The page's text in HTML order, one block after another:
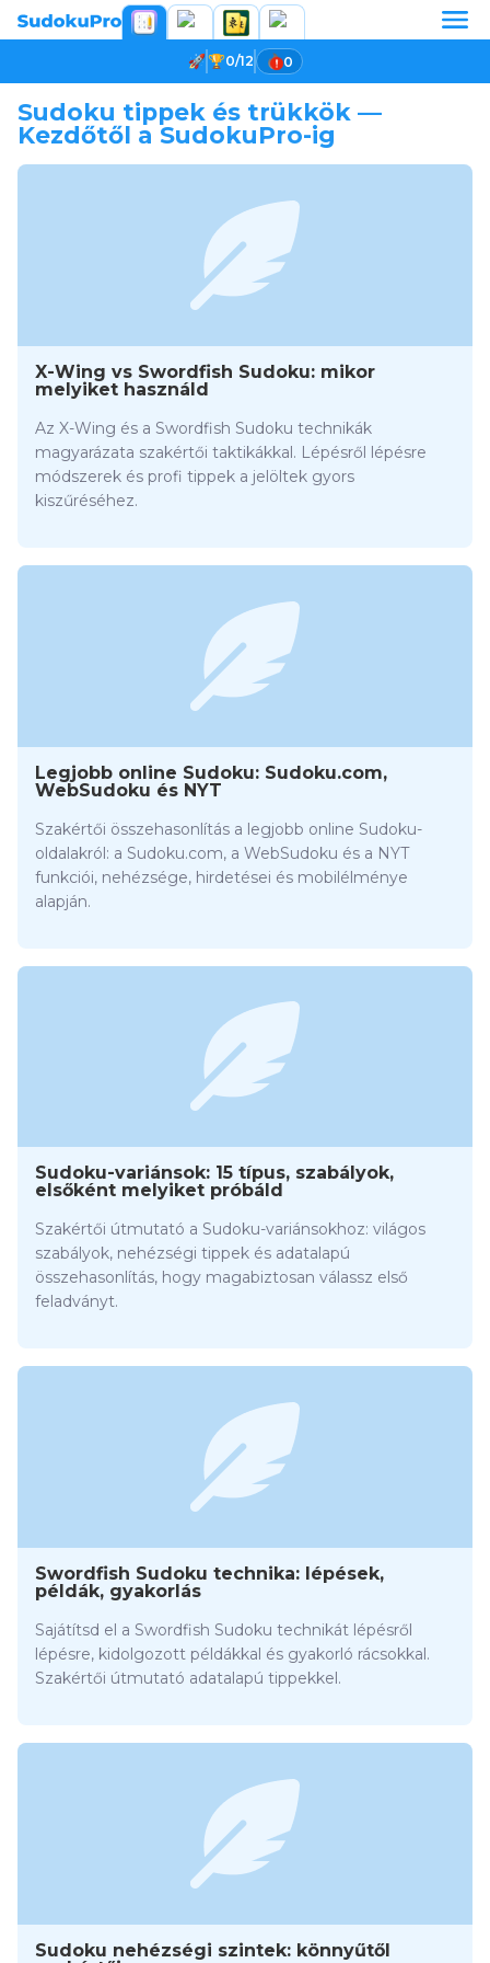
0/12 0
Sudoku tippek és trükkök —
Kezdőtől a SudokuPro-ig
X-Wing vs Swordfish Sudoku: mikor
melyiket használd
Az X-Wing és a Swordfish Sudoku technikák
magyarázata szakértői taktikákkal. Lépésről lépésre
módszerek és profi tippek a jelöltek gyors
kiszűréséhez.
Legjobb online Sudoku: Sudoku.com,
WebSudoku és NYT
Szakértői összehasonlítás a legjobb online Sudoku-
oldalakról: a Sudoku.com, a WebSudoku és a NYT
funkciói, nehézsége, hirdetései és mobilélménye
alapján.
Sudoku-variánsok: 15 típus, szabályok,
elsőként melyiket próbáld
Szakértői útmutató a Sudoku-variánsokhoz: világos
szabályok, nehézségi tippek és adatalapú
összehasonlítás, hogy magabiztosan válassz első
feladványt.
Swordfish Sudoku technika: lépések,
példák, gyakorlás
Sajátítsd el a Swordfish Sudoku technikát lépésről
lépésre, kidolgozott példákkal és gyakorló rácsokkal.
Szakértői útmutató adatalapú tippekkel.
Sudoku nehézségi szintek: könnyűtől